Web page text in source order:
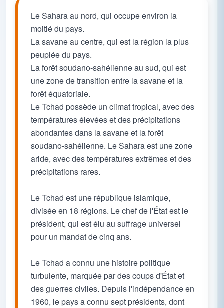
Le Sahara au nord, qui occupe environ la
moitié du pays.
La savane au centre, qui est la région la plus
peuplée du pays.
La forêt soudano-sahélienne au sud, qui est
une zone de transition entre la savane et la
forêt équatoriale.
Le Tchad possède un climat tropical, avec des
températures élevées et des précipitations
abondantes dans la savane et la forêt
soudano-sahélienne. Le Sahara est une zone
aride, avec des températures extrêmes et des
précipitations rares.
Le Tchad est une république islamique,
divisée en 18 régions. Le chef de l'État est le
président, qui est élu au suffrage universel
pour un mandat de cinq ans.
Le Tchad a connu une histoire politique
turbulente, marquée par des coups d'État et
des guerres civiles. Depuis l'indépendance en
1960, le pays a connu sept présidents, dont